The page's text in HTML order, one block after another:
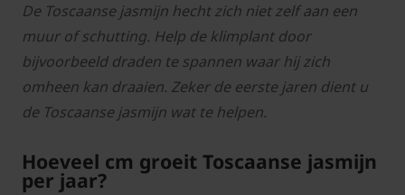
De Toscaanse jasmijn hecht zich niet zelf aan een
muur of schutting. Help de klimplant door
bijvoorbeeld draden te spannen waar hij zich
omheen kan draaien. Zeker de eerste jaren dient u
de Toscaanse jasmijn wat te helpen.
Hoeveel cm groeit Toscaanse jasmijn
per jaar?